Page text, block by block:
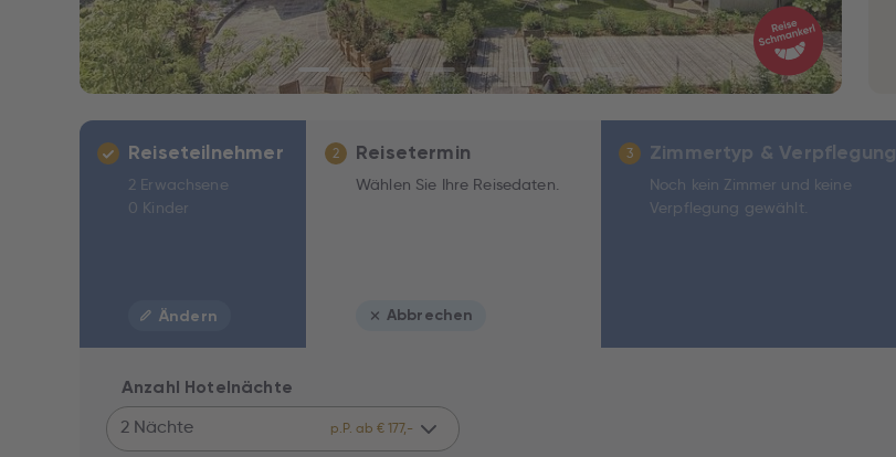
Reiseteilnehmer
2 Erwachsene
0 Kinder
Ändern
2 Reisetermin
Wählen Sie Ihre Reisedaten.
Abbrechen
Anzahl Hotelnächte
2 Nächte
p.P. ab € 177,-
3 Zimmertyp & Verpflegung
Noch kein Zimmer und keine
Verpflegung gewählt.